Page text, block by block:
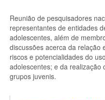
Reunião de pesquisadores
representantes de entidades
adolescentes, além de
discussões acerca da relação
riscos e potencialidades do
adolescentes; e da realização
grupos juvenis.